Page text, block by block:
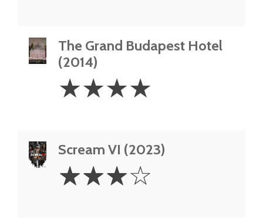
The Grand Budapest Hotel
(2014)
Stars
☆☆☆☆
Scream VI (2023)
Stars
☆☆☆☆